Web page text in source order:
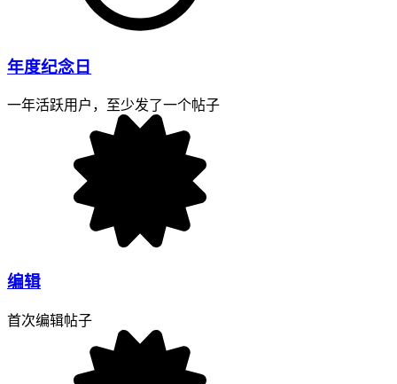
年度纪念日
一年活跃用户，至少发了一个帖子
编辑
首次编辑帖子